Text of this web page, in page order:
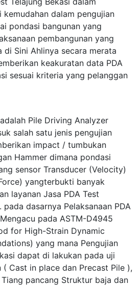
kemudahan dalam pengujian
pondasi bangunan yang
pembangunan yang
di Sini Ahlinya secara merata
keakuratan data PDA
sesuai kriteria yang pelanggan
Pile Driving Analyzer
salah satu jenis pengujian
impact / tumbukan
Hammer dimana pondasi
sensor Transducer (Velocity)
yangterbukti banyak
layanan Jasa PDA Test
pada dasarnya Pelaksanaan PDA
pada ASTM-D4945
for High-Strain Dynamic
yang mana Pengujian
dapat di lakukan pada uji
( Cast in place dan Precast Pile ),
pancang Struktur baja dan